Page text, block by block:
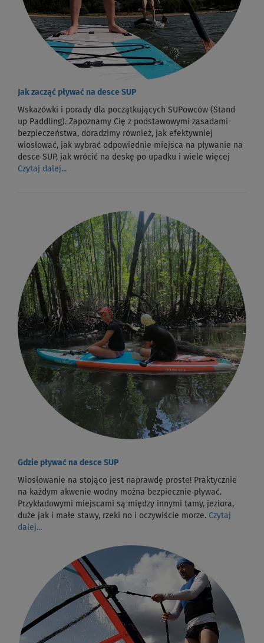
Jak zacząć pływać na desce SUP
Wskazówki i porady dla początkujących SUPowców (Stand
up Paddling). Zapoznamy Cię z podstawowymi zasadami
bezpieczeństwa, doradzimy również, jak efektywniej
wiosłować, jak wybrać odpowiednie miejsca na pływanie na
desce SUP, jak wrócić na deskę po upadku i wiele więcej
Czytaj dalej...
Gdzie pływać na desce SUP
Wiosłowanie na stojąco jest naprawdę proste! Praktycznie
na każdym akwenie wodny można bezpiecznie pływać.
Przykładowymi miejscami są między innymi tamy, jeziora,
duże jak i małe stawy, rzeki no i oczywiście morze. Czytaj
dalej...